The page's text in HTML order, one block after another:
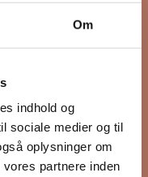
Om
indhold og
sociale medier og til
oplysninger om
partnere inden
FB
der sker